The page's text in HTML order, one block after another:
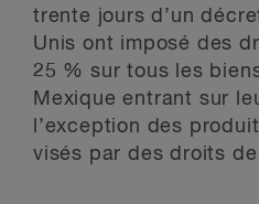
trente jours d’un
Unis ont imposé des
25 % sur tous les
Mexique entrant sur
l’exception des
visés par des droits